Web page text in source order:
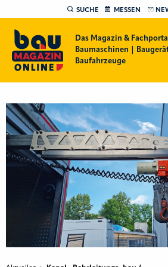
SUCHE MESSEN
Das Magazin &
Baumaschinen |
Baufahrzeuge